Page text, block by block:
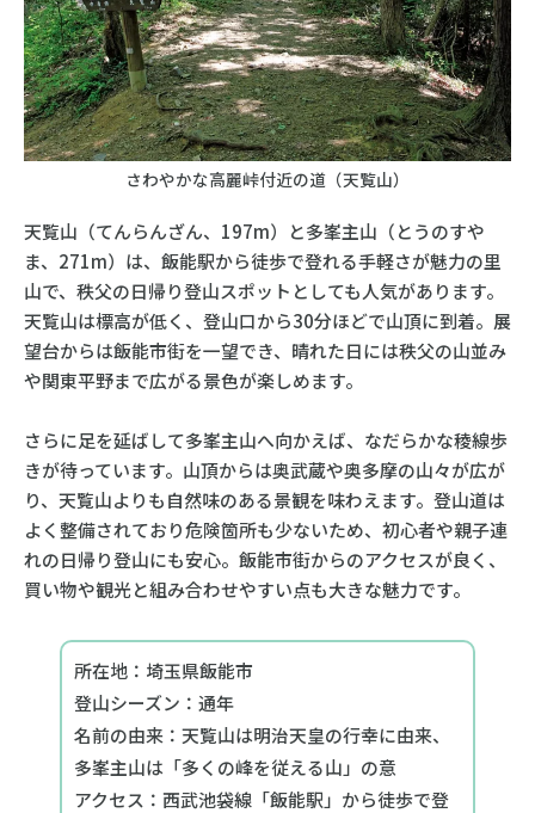
さわやかな高麗峠付近の道（天覧山）
天覧山（てんらんざん、197m）と多峯主山（とうのすや
ま、271m）は、飯能駅から徒歩で登れる手軽さが魅力の里
山で、秩父の日帰り登山スポットとしても人気があります。
天覧山は標高が低く、登山口から30分ほどで山頂に到着。展
望台からは飯能市街を一望でき、晴れた日には秩父の山並み
や関東平野まで広がる景色が楽しめます。
さらに足を延ばして多峯主山へ向かえば、なだらかな稜線歩
きが待っています。山頂からは奥武蔵や奥多摩の山々が広が
り、天覧山よりも自然味のある景観を味わえます。登山道は
よく整備されており危険箇所も少ないため、初心者や親子連
れの日帰り登山にも安心。飯能市街からのアクセスが良く、
買い物や観光と組み合わせやすい点も大きな魅力です。
所在地：埼玉県飯能市
登山シーズン：通年
名前の由来：天覧山は明治天皇の行幸に由来、
多峯主山は「多くの峰を従える山」の意
アクセス：西武池袋線「飯能駅」から徒歩で登